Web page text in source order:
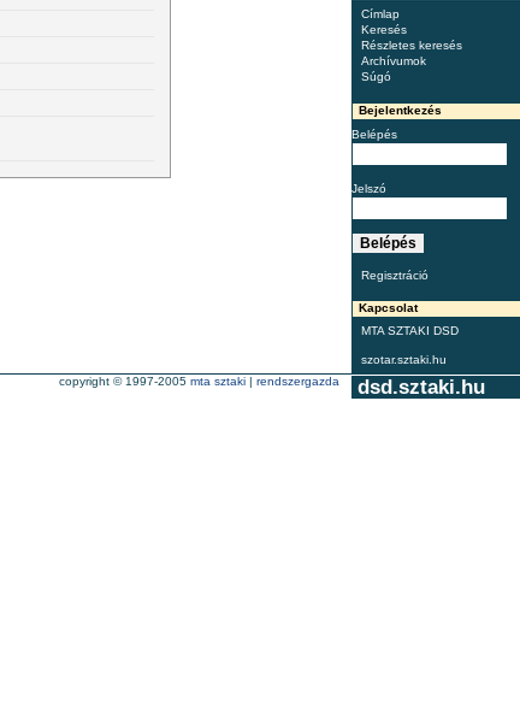
Címlap
Keresés
Részletes keresés
Archívumok
Súgó
Bejelentkezés
Belépés
Jelszó
Regisztráció
Kapcsolat
MTA SZTAKI DSD
szotar.sztaki.hu
dsd.sztaki.hu
copyright © 1997-2005 mta sztaki | rendszergazda